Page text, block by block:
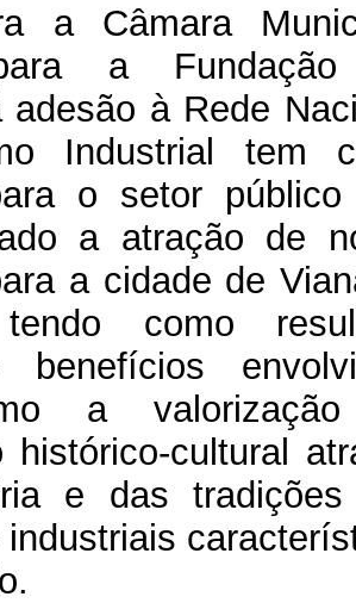
a Câmara
a
adesão à Rede
Industrial tem
o setor
a atração de
a cidade de
como
a
histórico-cultural
e das